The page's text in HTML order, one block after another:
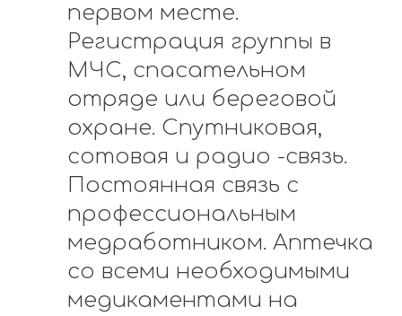
первом месте.
Регистрация группы в
МЧС, спасательном
отряде или береговой
охране. Спутниковая,
сотовая и радио -связь.
Постоянная связь с
профессиональным
медработником. Аптечка
со всеми необходимыми
медикаментами на